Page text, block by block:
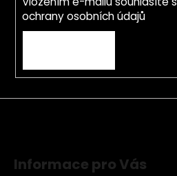
ochrany osobních údajů
Informace pro Vás